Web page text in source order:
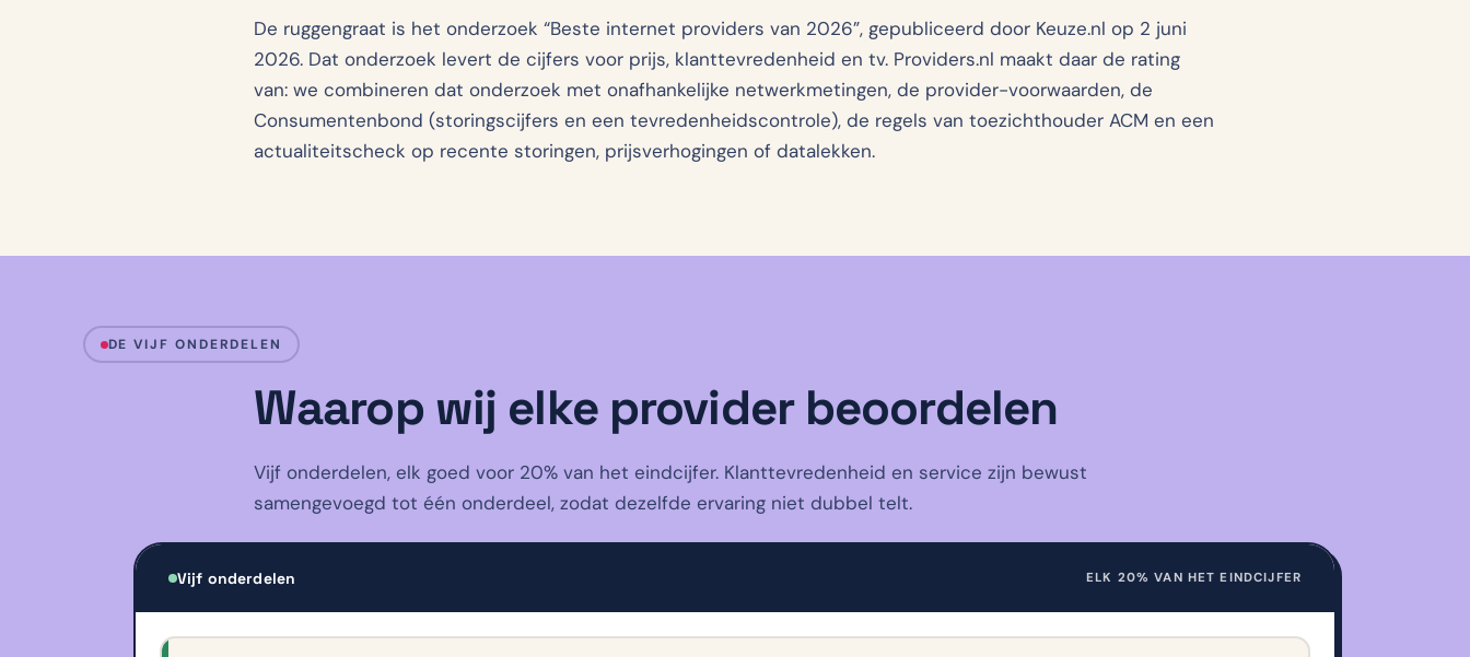
De ruggengraat is het onderzoek “Beste internet providers van 2026”, gepubliceerd door Keuze.nl op 2 juni
2026. Dat onderzoek levert de cijfers voor prijs, klanttevredenheid en tv. Providers.nl maakt daar de rating
van: we combineren dat onderzoek met onafhankelijke netwerkmetingen, de provider-voorwaarden, de
Consumentenbond (storingscijfers en een tevredenheidscontrole), de regels van toezichthouder ACM en een
actualiteitscheck op recente storingen, prijsverhogingen of datalekken.
DE VIJF ONDERDELEN
Waarop wij elke provider beoordelen
Vijf onderdelen, elk goed voor 20% van het eindcijfer. Klanttevredenheid en service zijn bewust
samengevoegd tot één onderdeel, zodat dezelfde ervaring niet dubbel telt.
Vijf onderdelen ELK 20% VAN HET EINDCIJFER